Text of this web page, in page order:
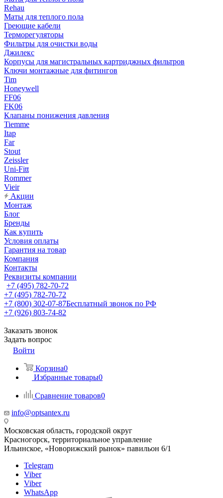
Rehau
Маты для теплого пола
Греющие кабели
Терморегуляторы
Фильтры для очистки воды
Джилекс
Корпусы для магистральных картриджных фильтров
Ключи монтажные для фитингов
Tim
Honeywell
FF06
FK06
Клапаны понижения давления
Tiemme
Itap
Far
Stout
Zeissler
Uni-Fitt
Rommer
Vieir
Акции
Монтаж
Блог
Бренды
Как купить
Условия оплаты
Гарантия на товар
Компания
Контакты
Реквизиты компании
+7 (495) 782-70-72
+7 (495) 782-70-72
+7 (800) 302-07-87Бесплатный звонок по РФ
+7 (926) 803-74-82
Заказать звонок
Задать вопрос
Войти
Корзина0
Избранные товары0
Сравнение товаров0
info@optsantex.ru
Московская область, городской округ
Красногорск, территориальное управление
Ильинское, «Новорижский рынок» павильон 6/1
Telegram
Viber
Viber
WhatsApp